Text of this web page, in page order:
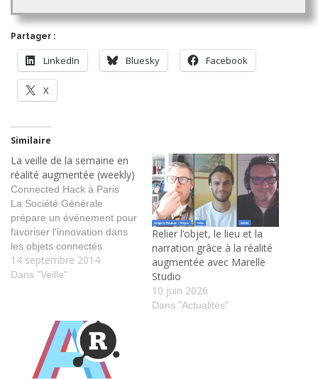
Partager :
LinkedIn Bluesky Facebook
X
Similaire
La veille de la semaine en
réalité augmentée (weekly)
Connected Hack à Paris
La Société Générale
prépare un événement pour
favoriser l'innovation dans
les objets connectés
tags:société générale
hackaton objet connecté
objets | L'Atelier: Disruptive
innovation Un modèle de
modem 3G qui risque de
transformer les lunettes de
14 septembre 2014
Dans "Veille"
Relier l’objet, le lieu et la
narration grâce à la réalité
augmentée avec Marelle
Studio
10 juin 2026
Dans "Actualités"